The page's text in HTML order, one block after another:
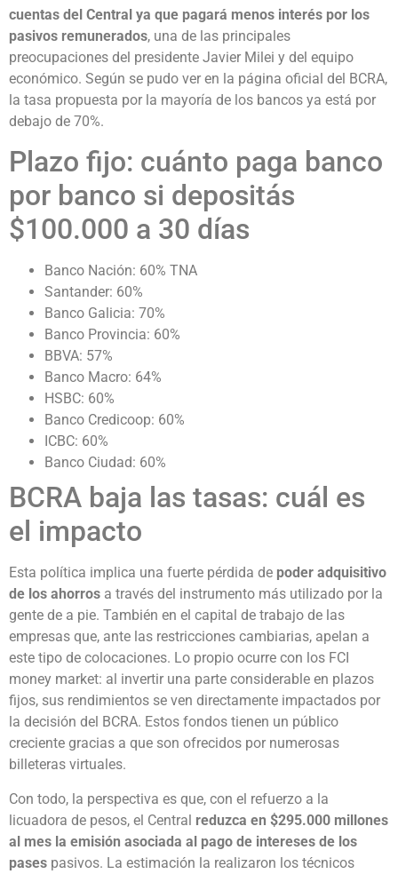
cuentas del Central ya que pagará menos interés por los
pasivos remunerados, una de las principales
preocupaciones del presidente Javier Milei y del equipo
económico. Según se pudo ver en la página oficial del BCRA,
la tasa propuesta por la mayoría de los bancos ya está por
debajo de 70%.
Plazo fijo: cuánto paga banco
por banco si depositás
$100.000 a 30 días
Banco Nación: 60% TNA
Santander: 60%
Banco Galicia: 70%
Banco Provincia: 60%
BBVA: 57%
Banco Macro: 64%
HSBC: 60%
Banco Credicoop: 60%
ICBC: 60%
Banco Ciudad: 60%
BCRA baja las tasas: cuál es
el impacto
Esta política implica una fuerte pérdida de poder adquisitivo
de los ahorros a través del instrumento más utilizado por la
gente de a pie. También en el capital de trabajo de las
empresas que, ante las restricciones cambiarias, apelan a
este tipo de colocaciones. Lo propio ocurre con los FCI
money market: al invertir una parte considerable en plazos
fijos, sus rendimientos se ven directamente impactados por
la decisión del BCRA. Estos fondos tienen un público
creciente gracias a que son ofrecidos por numerosas
billeteras virtuales.
Con todo, la perspectiva es que, con el refuerzo a la
licuadora de pesos, el Central reduzca en $295.000 millones
al mes la emisión asociada al pago de intereses de los
pases pasivos. La estimación la realizaron los técnicos